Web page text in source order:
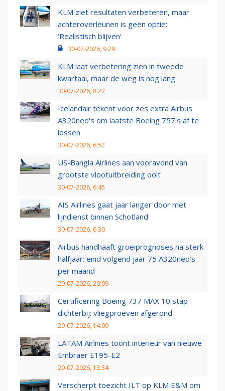
KLM ziet resultaten verbeteren, maar
achteroverleunen is geen optie:
‘Realistisch blijven’
30-07-2026, 9:29
KLM laat verbetering zien in tweede
kwartaal, maar de weg is nog lang
30-07-2026, 8:22
Icelandair tekent voor zes extra Airbus
A320neo's om laatste Boeing 757's af te
lossen
30-07-2026, 6:52
US-Bangla Airlines aan vooravond van
grootste vlootuitbreiding ooit
30-07-2026, 6:45
AIS Airlines gaat jaar langer door met
lijndienst binnen Schotland
30-07-2026, 6:30
Airbus handhaaft groeiprognoses na sterk
halfjaar: eind volgend jaar 75 A320neo’s
per maand
29-07-2026, 20:09
Certificering Boeing 737 MAX 10 stap
dichterbij: vliegproeven afgerond
29-07-2026, 14:09
LATAM Airlines toont interieur van nieuwe
Embraer E195-E2
29-07-2026, 13:34
Verscherpt toezicht ILT op KLM E&M om